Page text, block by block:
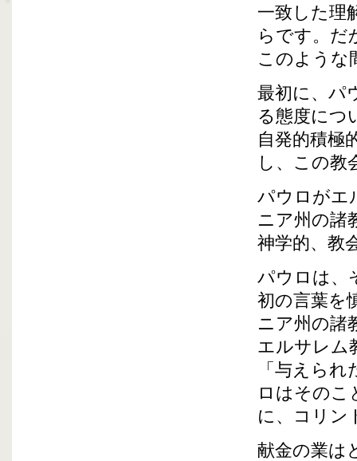
一致した理
らです。だ
このような
最初に、パ
る態度につ
自発的積極
し、この教
パウロがエ
ニア州の諸
神学的、教
パウロは、
初の言葉を
ニア州の諸
エルサレム
「与えら
ロはそのこ
に、コリン
献金の業は